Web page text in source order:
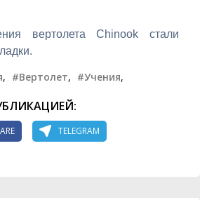
вертолета Chinook стали
, #Вертолет, #Учения,
TELEGRAM